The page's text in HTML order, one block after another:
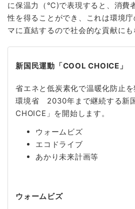
に保温力（℃)で表現すると、消費
性を得ることができ、これは環境
マに直結するので社会的な貢献にも
新国民運動「COOL CHOICE」
省エネと低炭素化で温暖化防止
環境省 2030年まで継続する新
CHOICE」を開始します。
ウォームビズ
エコドライブ
あかり未来計画等
ウォームビズ